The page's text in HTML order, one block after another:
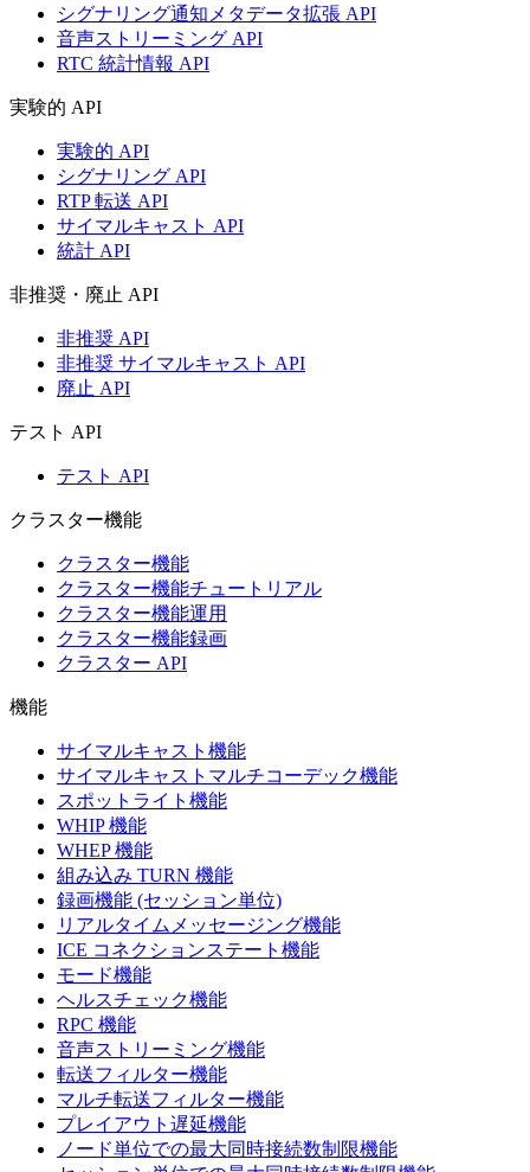
シグナリング通知メタデータ拡張 API
音声ストリーミング API
RTC 統計情報 API
実験的 API
実験的 API
シグナリング API
RTP 転送 API
サイマルキャスト API
統計 API
非推奨・廃止 API
非推奨 API
非推奨 サイマルキャスト API
廃止 API
テスト API
テスト API
クラスター機能
クラスター機能
クラスター機能チュートリアル
クラスター機能運用
クラスター機能録画
クラスター API
機能
サイマルキャスト機能
サイマルキャストマルチコーデック機能
スポットライト機能
WHIP 機能
WHEP 機能
組み込み TURN 機能
録画機能 (セッション単位)
リアルタイムメッセージング機能
ICE コネクションステート機能
モード機能
ヘルスチェック機能
RPC 機能
音声ストリーミング機能
転送フィルター機能
マルチ転送フィルター機能
プレイアウト遅延機能
ノード単位での最大同時接続数制限機能